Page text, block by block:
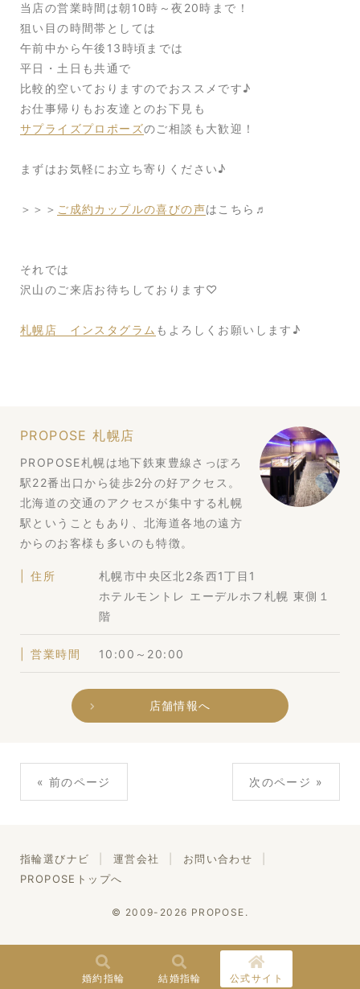
婚約指輪 結婚指輪 公式サイト
当店の営業時間は朝10時～夜20時まで！
狙い目の時間帯としては
午前中から午後13時頃までは
平日・土日も共通で
比較的空いておりますのでおススメです♪
お仕事帰りもお友達とのお下見も
サプライズプロポーズのご相談も大歓迎！
まずはお気軽にお立ち寄りください♪
＞＞＞ ご成約カップルの喜びの声はこちら♬
それでは
沢山のご来店お待ちしております♡
札幌店 インスタグラム もよろしくお願いします♪
PROPOSE 札幌店
PROPOSE札幌は地下鉄東豊線さっぽろ
駅22番出口から徒歩2分の好アクセス。
北海道の交通のアクセスが集中する札幌
駅ということもあり、北海道各地の遠方
からのお客様も多いのも特徴。
住所
札幌市中央区北2条西1丁目1
ホテルモントレ エーデルホフ札幌 東側１
階
営業時間 10:00～20:00
店舗情報へ
« 前のページ 次のページ »
指輪選びナビ 運営会社
お問い合わせ
PROPOSEトップへ
© 2009-2026 PROPOSE.